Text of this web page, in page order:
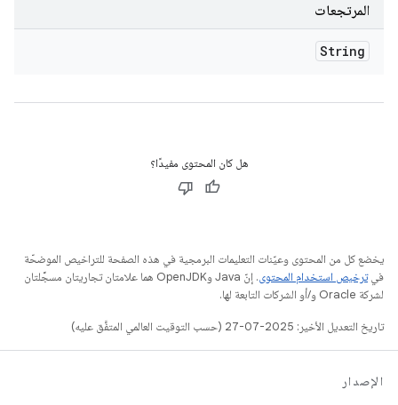
المرتجعات
String
هل كان المحتوى مفيدًا؟
يخضع كل من المحتوى وعيّنات التعليمات البرمجية في هذه الصفحة للتراخيص الموضحّة
فيترخيص استخدام المحتوى
. إنّ Java وOpenJDK هما علامتان تجاريتان مسجَّلتان
لشركة Oracle و/أو الشركات التابعة لها.
تاريخ التعديل الأخير: 2025-07-27 (حسب التوقيت العالمي المتفَّق عليه)
الإصدار